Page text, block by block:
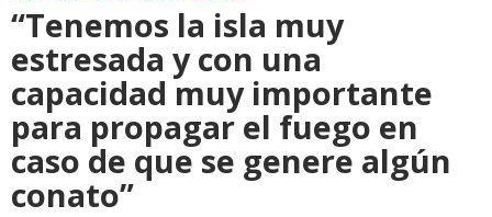
“Tenemos la isla muy
estresada y con una
capacidad muy importante
para propagar el fuego en
caso de que se genere algún
conato”